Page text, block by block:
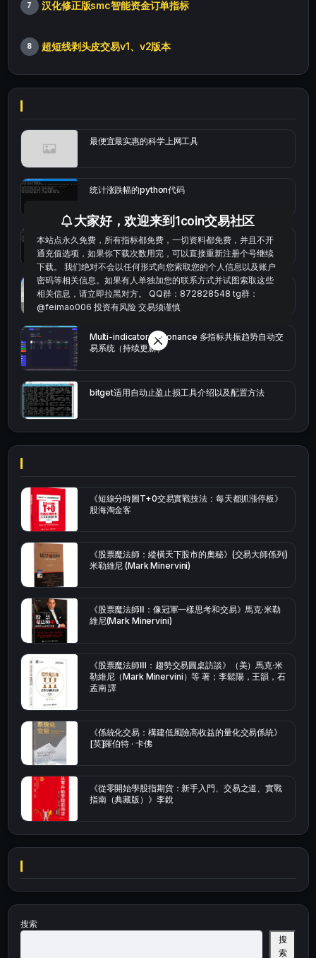
7 汉化修正版smc智能资金订单指标
8 超短线剥头皮交易v1、v2版本
最便宜最实惠的科学上网工具
统计涨跌幅的python代码
okx的短线量化的免费版本
bybit安卓端
Multi-indicator Resonance 多指标共振趋势自动交
易系统（持续更新）
bitget适用自动止盈止损工具介绍以及配置方法
《短線分時圖T+0交易實戰技法：每天都抓漲停板》
股海淘金客
《股票魔法師：縱橫天下股市的奧秘》(交易大師係列)
米勒維尼 (Mark Minervini)
《股票魔法師Ⅱ：像冠軍一樣思考和交易》馬克·米勒
維尼(Mark Minervini)
《股票魔法師Ⅲ：趨勢交易圓桌訪談》（美）馬克·米
勒維尼（Mark Minervini）等 著；李鬆陽，王韻，石
孟南 譯
《係統化交易：構建低風險高收益的量化交易係統》
[英]羅伯特 · 卡佛
《從零開始學股指期貨：新手入門、交易之道、實戰
指南（典藏版）》李銳
搜索
搜
索
大家好，欢迎来到1coin交易社区
本站点永久免费，所有指标都免费，一切资料都免费，并且不开
通充值选项，如果你下载次数用完，可以直接重新注册个号继续
下载。 我们绝对不会以任何形式向您索取您的个人信息以及账户
密码等相关信息。如果有人单独加您的联系方式并试图索取这些
相关信息，请立即拉黑对方。 QQ群：872828548 tg群：
@feimao006 投资有风险 交易须谨慎